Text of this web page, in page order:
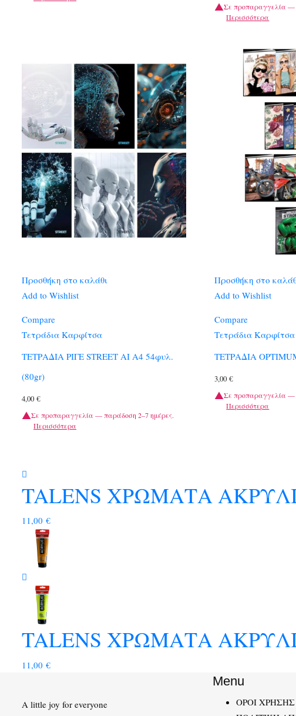
Σε προπαραγγελία —
Περισσότερα
Προσθήκη στο καλάθι
Add to Wishlist
Compare
Τετράδια Καρφίτσα
ΤΕΤΡΑΔΙΑ ΡΙΓΕ STREET AI A4 54φυλ.
(80gr)
4,00 €
Σε προπαραγγελία — παράδοση 2–7 ημέρες.
Περισσότερα
Προσθήκη στο
Add to Wishlist
Compare
Τετράδια Καρφίτσα
ΤΕΤΡΑΔΙΑ
3,00€
Σε προπαραγγελία —
Περισσότερα
TALENS ΧΡΩΜΑΤΑ
11,00 €
TALENS ΧΡΩΜΑΤΑ
11,00 €
A little joy for everyone
Menu
ΟΡΟΙ ΧΡΗΣΗΣ